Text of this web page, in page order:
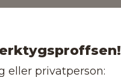
eller privatperson: